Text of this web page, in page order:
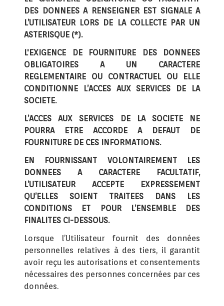
DES DONNEES A RENSEIGNER EST SIGNALE A
L’UTILISATEUR LORS DE LA COLLECTE PAR UN
ASTERISQUE (*).
L'EXIGENCE DE FOURNITURE DES DONNEES
OBLIGATOIRES A UN CARACTERE
REGLEMENTAIRE OU CONTRACTUEL OU ELLE
CONDITIONNE L’ACCES AUX SERVICES DE LA
SOCIETE.
L’ACCES AUX SERVICES DE LA SOCIETE NE
POURRA ETRE ACCORDE A DEFAUT DE
FOURNITURE DE CES INFORMATIONS.
EN FOURNISSANT VOLONTAIREMENT LES
DONNEES A CARACTERE FACULTATIF,
L’UTILISATEUR ACCEPTE EXPRESSEMENT
QU’ELLES SOIENT TRAITEES DANS LES
CONDITIONS ET POUR L’ENSEMBLE DES
FINALITES CI-DESSOUS.
Lorsque l’Utilisateur fournit des données
personnelles relatives à des tiers, il garantit
avoir reçu les autorisations et consentements
nécessaires des personnes concernées par ces
données.